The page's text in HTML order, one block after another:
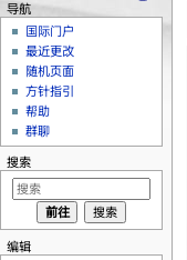
导航
国际门户
最近更改
随机页面
方针指引
帮助
群聊
搜索
编辑